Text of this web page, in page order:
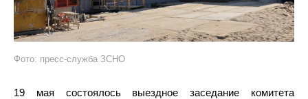
Фото: пресс-служба ЗСНО
19 мая состоялось выездное заседание комитета